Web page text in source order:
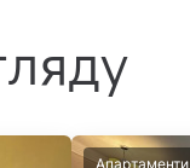
Апартаменти